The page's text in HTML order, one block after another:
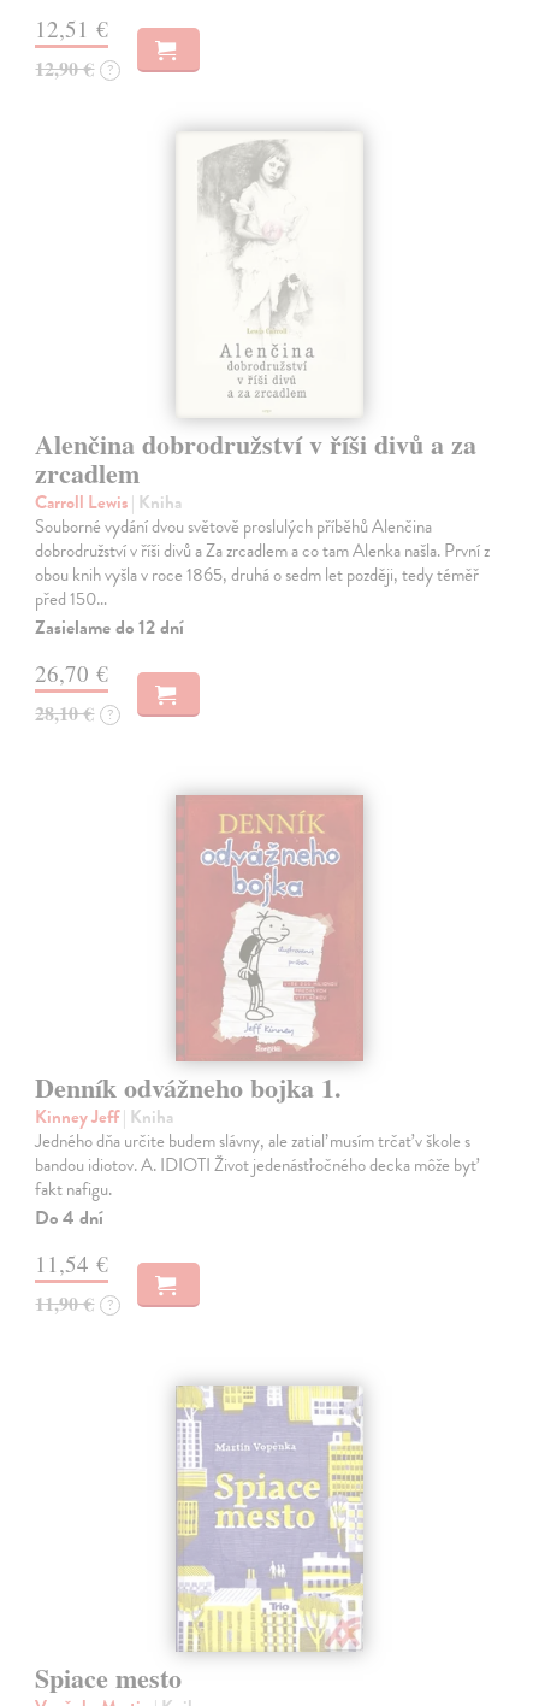
12,51 €
12,90 € ?
Alenčina dobrodružství v říši divů a za
zrcadlem
Carroll Lewis| Kniha
Souborné vydání dvou světově proslulých příběhů Alenčina
dobrodružství v říši divů a Za zrcadlem a co tam Alenka našla. První z
obou knih vyšla v roce 1865, druhá o sedm let později, tedy téměř
před 150…
Zasielame do 12 dní
26,70 €
28,10 € ?
Denník odvážneho bojka 1.
Kinney Jeff| Kniha
Jedného dňa určite budem slávny, ale zatiaľ musím trčať v škole s
bandou idiotov. A. IDIOTI Život jedenásťročného decka môže byť
fakt nafigu.
Do 4 dní
11,54 €
11,90 € ?
Spiace mesto